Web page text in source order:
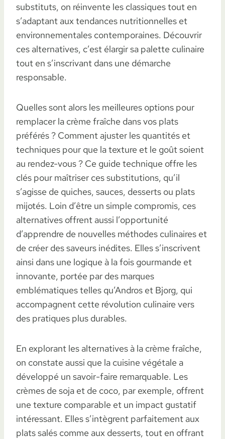
substituts, on réinvente les classiques tout en
s’adaptant aux tendances nutritionnelles et
environnementales contemporaines. Découvrir
ces alternatives, c’est élargir sa palette culinaire
tout en s’inscrivant dans une démarche
responsable.
Quelles sont alors les meilleures options pour
remplacer la crème fraîche dans vos plats
préférés ? Comment ajuster les quantités et
techniques pour que la texture et le goût soient
au rendez-vous ? Ce guide technique offre les
clés pour maîtriser ces substitutions, qu’il
s’agisse de quiches, sauces, desserts ou plats
mijotés. Loin d’être un simple compromis, ces
alternatives offrent aussi l’opportunité
d’apprendre de nouvelles méthodes culinaires et
de créer des saveurs inédites. Elles s’inscrivent
ainsi dans une logique à la fois gourmande et
innovante, portée par des marques
emblématiques telles qu’Andros et Bjorg, qui
accompagnent cette révolution culinaire vers
des pratiques plus durables.
En explorant les alternatives à la crème fraîche,
on constate aussi que la cuisine végétale a
développé un savoir-faire remarquable. Les
crèmes de soja et de coco, par exemple, offrent
une texture comparable et un impact gustatif
intéressant. Elles s’intègrent parfaitement aux
plats salés comme aux desserts, tout en offrant